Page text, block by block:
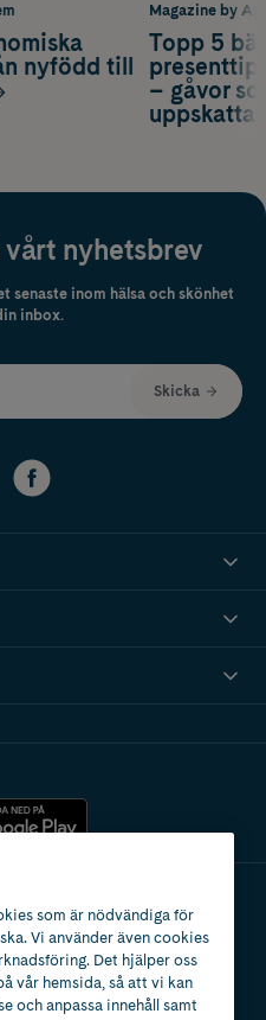
Magazine by
Topp 5
– gåvor
nyfödd till
vårt nyhetsbrev
senaste inom hälsa och skönhet
inbox.
Skicka
som är nödvändiga för
Vi använder även cookies
Det hjälper oss
vår hemsida, så att vi kan
och anpassa innehåll samt